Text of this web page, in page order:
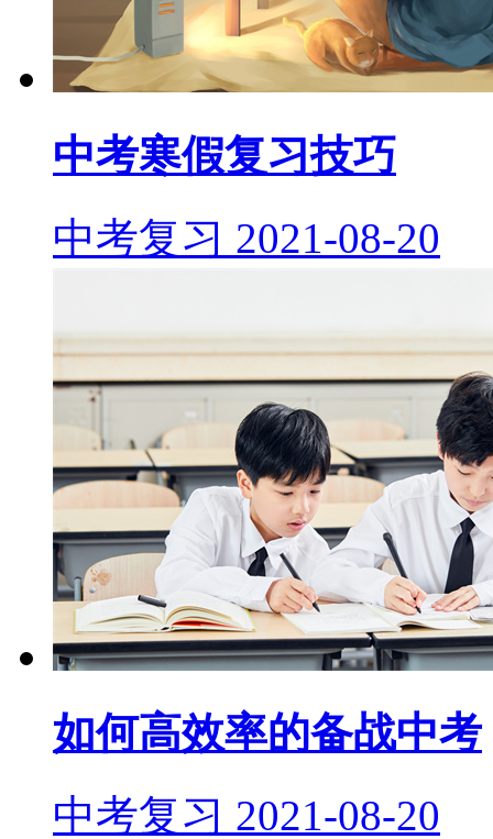
中考寒假复习技巧
中考复习 2021-08-20
如何高效率的备战中考
中考复习 2021-08-20